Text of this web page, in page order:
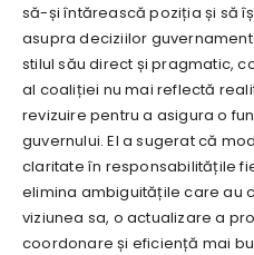
să-și întărească poziția și să
asupra deciziilor
stilul său direct și pragmatic,
al coaliției nu mai reflectă
revizuire pentru a asigura o
guvernului. El a sugerat că
claritate în responsabilitățile
elimina ambiguitățile care au
viziunea sa, o actualizare a
coordonare și eficiență mai